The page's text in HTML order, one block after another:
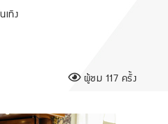
ทิง
ผู้ชม 117 ครั้ง